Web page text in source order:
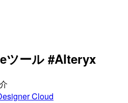
ツール #Alteryx
Cloud